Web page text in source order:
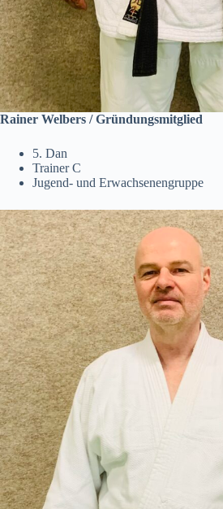
Rainer Welbers / Gründungsmitglied
5. Dan
Trainer C
Jugend- und Erwachsenengruppe